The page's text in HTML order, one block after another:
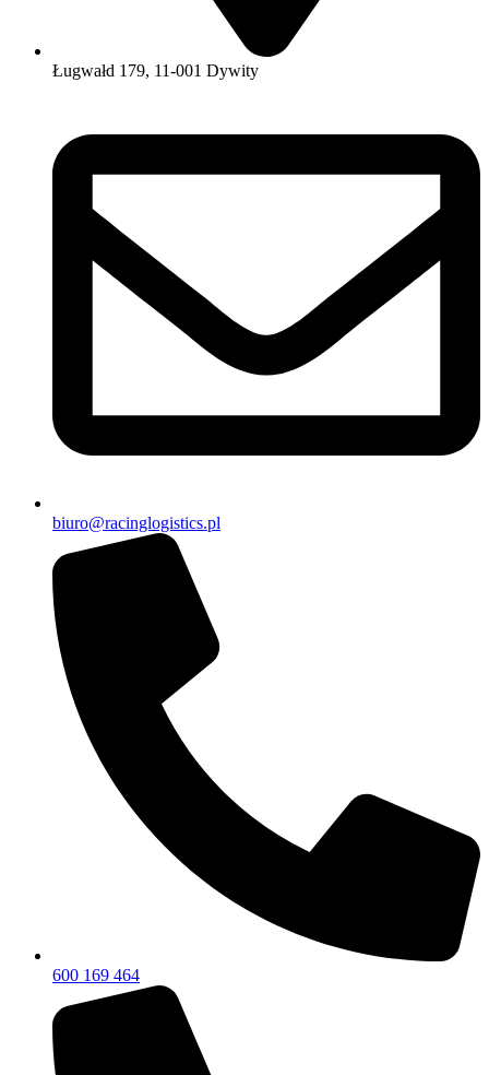
Ługwałd 179, 11-001 Dywity
biuro@racinglogistics.pl
600 169 464